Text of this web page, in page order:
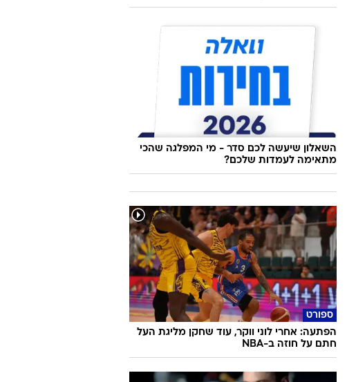
השאלון שיעשה לכם סדר - מי המפלגה שהכי
מתאימה לעמדות שלכם?
ספורט
הפתעה: אחרי לוני ווקר, עוד שחקן מליגת העל
חתם על חוזה ב-NBA